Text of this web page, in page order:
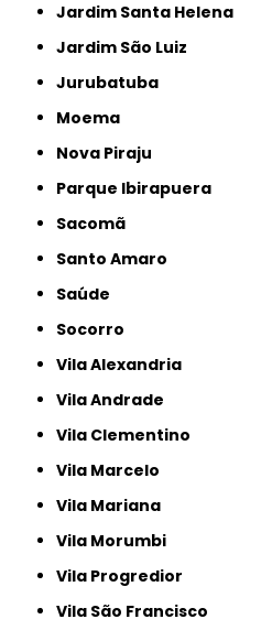
Jardim Santa Helena
Jardim São Luiz
Jurubatuba
Moema
Nova Piraju
Parque Ibirapuera
Sacomã
Santo Amaro
Saúde
Socorro
Vila Alexandria
Vila Andrade
Vila Clementino
Vila Marcelo
Vila Mariana
Vila Morumbi
Vila Progredior
Vila São Francisco